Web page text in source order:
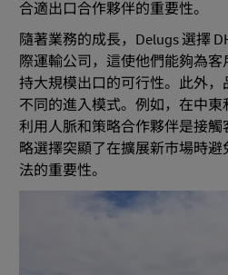
合適出口合作夥伴的重要性。
隨著業務的成長，Delugs 選擇
際運輸公司，這使他們能夠為
持大規模出口的可行性。此外
不同的進入模式。例如，在中東
利用人脈和策略合作夥伴是接
略選擇突顯了在擴展新市場時
法的重要性。